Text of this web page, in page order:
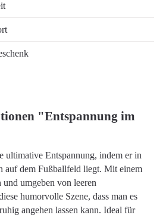
"Entspannung im
ultimative Entspannung, indem er in
auf dem Fußballfeld liegt. Mit einem
umgeben von leeren
humorvolle Szene, dass man es
angehen lassen kann. Ideal für